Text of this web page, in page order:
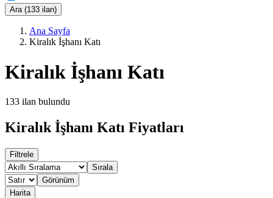
Ara (133 ilan)
Ana Sayfa
Kiralık İşhanı Katı
Kiralık İşhanı Katı
133 ilan bulundu
Kiralık İşhanı Katı Fiyatları
Filtrele
Sırala
Görünüm
Harita